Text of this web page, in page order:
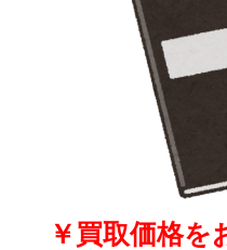
￥買取価格を